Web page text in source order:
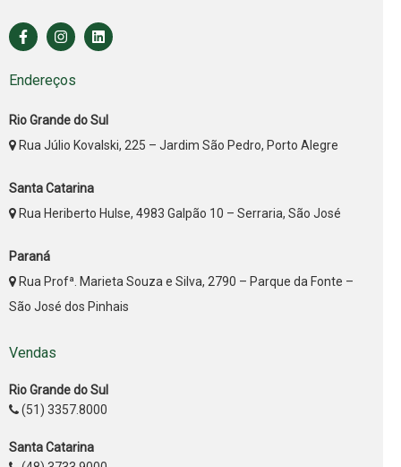
Endereços
Rio Grande do Sul
Rua Júlio Kovalski, 225 – Jardim São Pedro, Porto Alegre
Santa Catarina
Rua Heriberto Hulse, 4983 Galpão 10 – Serraria, São José
Paraná
Rua Profª. Marieta Souza e Silva, 2790 – Parque da Fonte –
São José dos Pinhais
Vendas
Rio Grande do Sul
(51) 3357.8000
Santa Catarina